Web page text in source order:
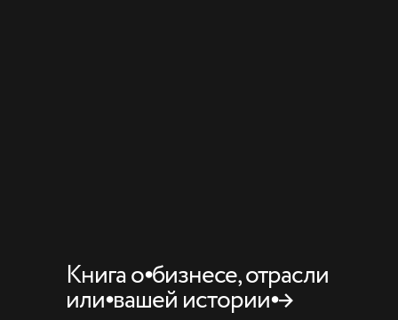
Книга о⦁бизнесе, отрасли
или⦁вашей истории⦁→